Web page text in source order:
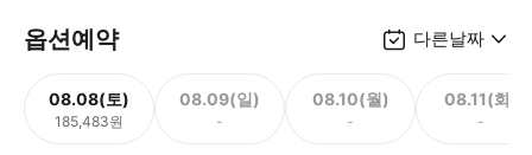
옵션예약 다른날짜
08.08(토)
185,483원
08.09(일)
-
08.10(월)
-
08.11(화)
-